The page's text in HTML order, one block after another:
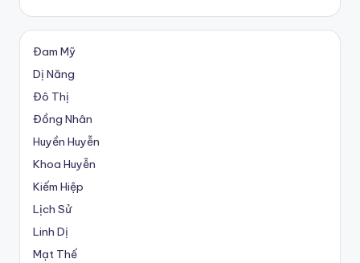
Đam Mỹ
Dị Năng
Đô Thị
Đồng Nhân
Huyền Huyễn
Khoa Huyễn
Kiếm Hiệp
Lịch Sử
Linh Dị
Mạt Thế